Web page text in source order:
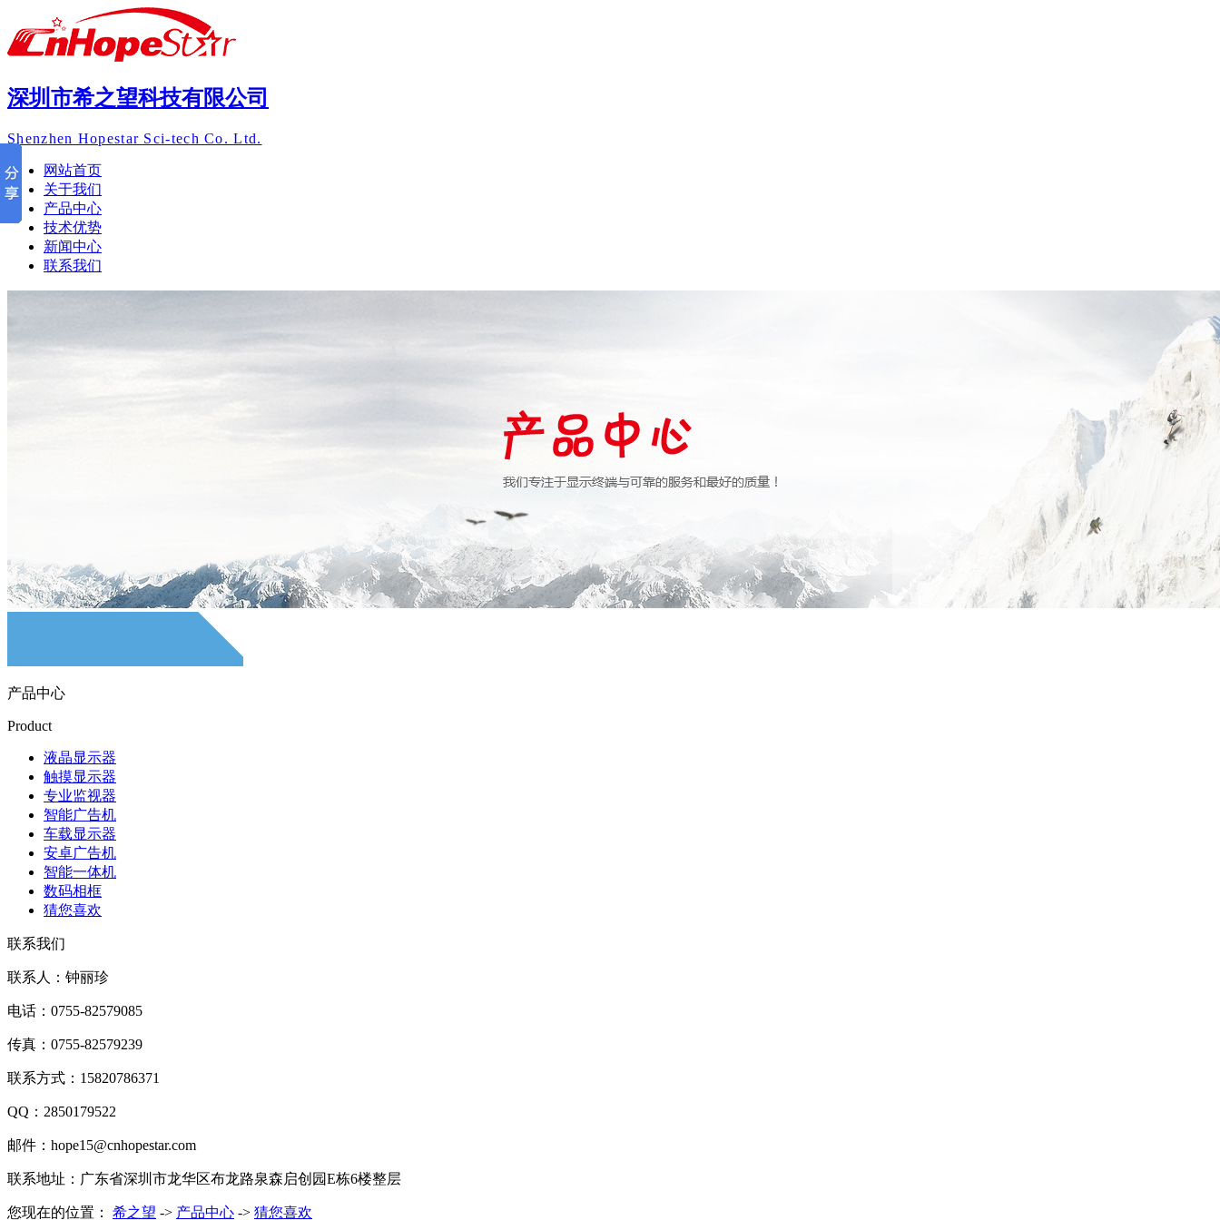
深圳市希之望科技有限公司
Shenzhen Hopestar Sci-tech Co. Ltd.
网站首页
关于我们
产品中心
技术优势
新闻中心
联系我们
产品中心
Product
液晶显示器
触摸显示器
专业监视器
智能广告机
车载显示器
安卓广告机
智能一体机
数码相框
猜您喜欢
联系我们
联系人：钟丽珍
电话：0755-82579085
传真：0755-82579239
联系方式：15820786371
QQ：2850179522
邮件：hope15@cnhopestar.com
联系地址：广东省深圳市龙华区布龙路泉森启创园E栋6楼整层
您现在的位置： 希之望 -> 产品中心 -> 猜您喜欢